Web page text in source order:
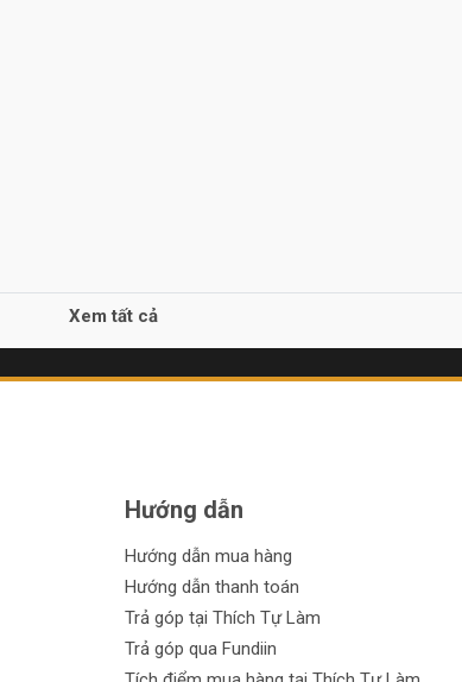
Xem tất cả
Hướng dẫn
Hướng dẫn mua hàng
Hướng dẫn thanh toán
Trả góp tại Thích Tự Làm
Trả góp qua Fundiin